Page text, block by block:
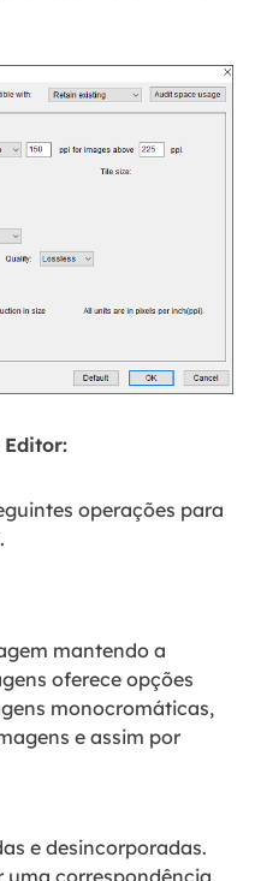
Editor:
operações para
mantendo a
oferece opções
monocromáticas,
e assim por
e desincorporadas.
uma correspondência